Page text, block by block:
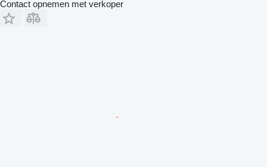
Contact opnemen met verkoper